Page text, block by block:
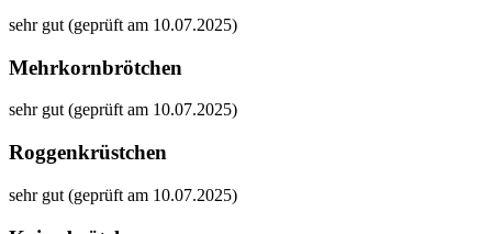
sehr gut (geprüft am 10.07.2025)
Mehrkornbrötchen
sehr gut (geprüft am 10.07.2025)
Roggenkrüstchen
sehr gut (geprüft am 10.07.2025)